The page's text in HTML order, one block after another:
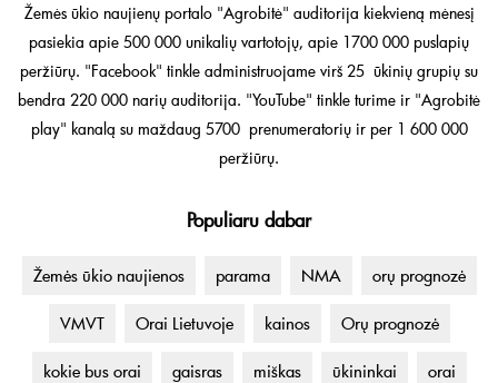
Žemės ūkio naujienų portalo "Agrobitė" auditorija kiekvieną mėnesį
pasiekia apie 500 000 unikalių vartotojų, apie 1700 000 puslapių
peržiūrų. "Facebook" tinkle administruojame virš 25 ūkinių grupių su
bendra 220 000 narių auditorija. "YouTube" tinkle turime ir "Agrobitė
play" kanalą su maždaug 5700 prenumeratorių ir per 1 600 000
peržiūrų.
Populiaru dabar
Žemės ūkio naujienos parama NMA orų prognozė
VMVT Orai Lietuvoje kainos Orų prognozė
kokie bus orai gaisras miškas ūkininkai orai